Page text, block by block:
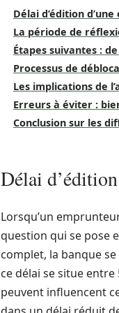
Délai d’édition
La période de
Étapes suivantes :
Processus de
Les implications de
Erreurs à éviter :
Conclusion sur les
Délai
Lorsqu’un
question qui se pose
complet, la banque
ce délai se situe
peuvent influencent